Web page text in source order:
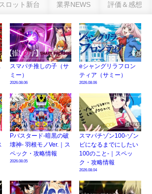
ェアスタート、原作愛溢れる演出に感動 etc…
を発表｜使用金額中央値「1万円-3万円/1回」「遊技
」等々…
ール話題（ネタ）まとめ｜ぱちんこパチスロ関連【4
スロット新台 業界NEWS 評価＆感想
スマパチ推しの子（サ
ミー）
2026.08.06
eシャングリラフロン
ティア（サミー）
2026.08.06
Pバスタード-暗黒の破
壊神- 羽根モノVer.｜ス
ペック・攻略情報
2026.08.05
スマパチゾン100-ゾン
ビになるまでにしたい
100のこと-｜スペッ
ク・攻略情報
2026.08.04